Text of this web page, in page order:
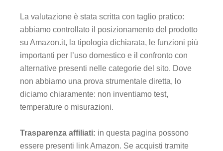
La valutazione è stata scritta con taglio pratico:
abbiamo controllato il posizionamento del prodotto
su Amazon.it, la tipologia dichiarata, le funzioni più
importanti per l’uso domestico e il confronto con
alternative presenti nelle categorie del sito. Dove
non abbiamo una prova strumentale diretta, lo
diciamo chiaramente: non inventiamo test,
temperature o misurazioni.
Trasparenza affiliati: in questa pagina possono
essere presenti link Amazon. Se acquisti tramite